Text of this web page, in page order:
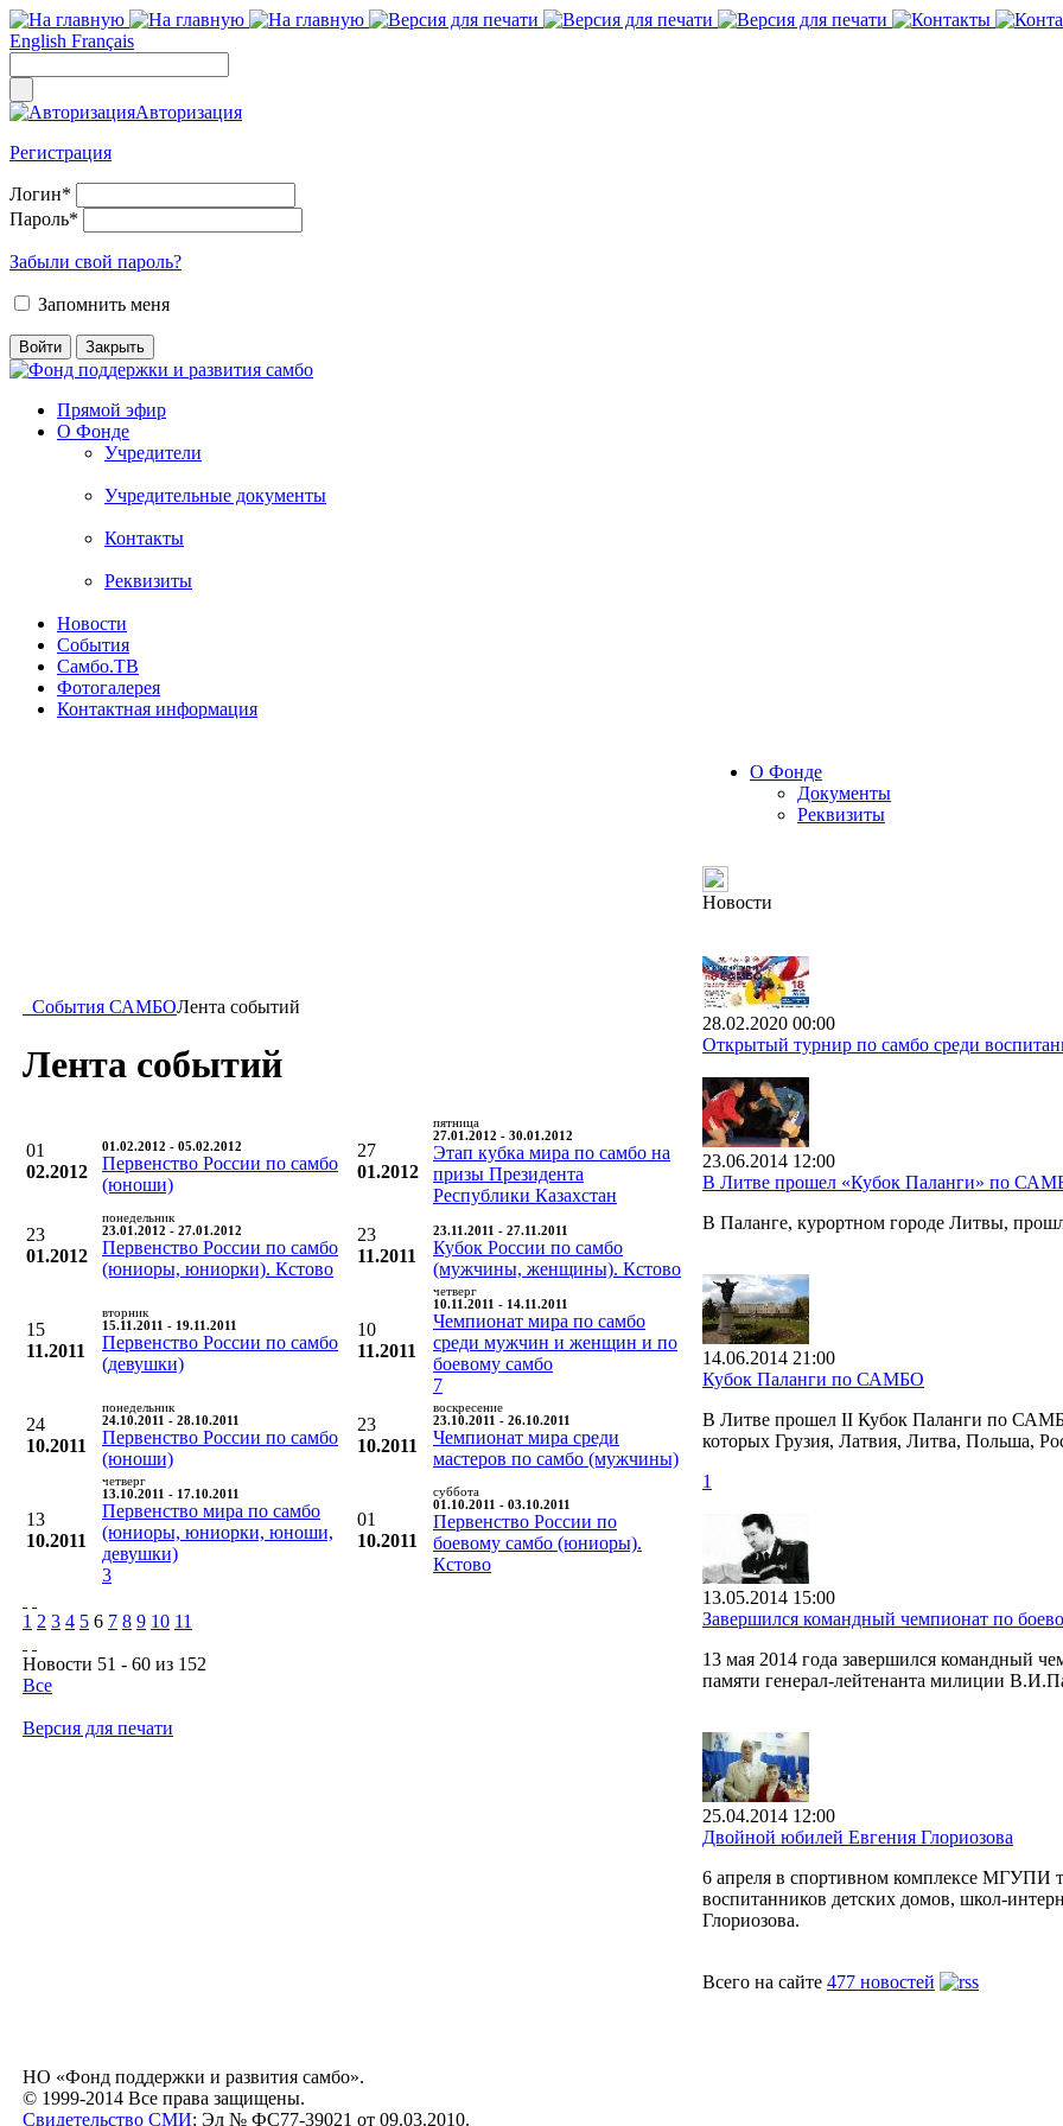
English Français
Авторизация
Регистрация
Логин*
Пароль*
Забыли свой пароль?
Запомнить меня
Прямой эфир
О Фонде
Учредители
Учредительные документы
Контакты
Реквизиты
Новости
События
Самбо.ТВ
Фотогалерея
Контактная информация
События САМБОЛента событий
Лента событий
01
02.2012
01.02.2012 - 05.02.2012
Первенство России по самбо
(юноши)
27
01.2012
пятница
27.01.2012 - 30.01.2012
Этап кубка мира по самбо на
призы Президента
Республики Казахстан
23
01.2012
понедельник
23.01.2012 - 27.01.2012
Первенство России по самбо
(юниоры, юниорки). Кстово
23
11.2011
23.11.2011 - 27.11.2011
Кубок России по самбо
(мужчины, женщины). Кстово
15
11.2011
вторник
15.11.2011 - 19.11.2011
Первенство России по самбо
(девушки)
10
11.2011
четверг
10.11.2011 - 14.11.2011
Чемпионат мира по самбо
среди мужчин и женщин и по
боевому самбо
7
24
10.2011
понедельник
24.10.2011 - 28.10.2011
Первенство России по самбо
(юноши)
23
10.2011
воскресение
23.10.2011 - 26.10.2011
Чемпионат мира среди
мастеров по самбо (мужчины)
13
10.2011
четверг
13.10.2011 - 17.10.2011
Первенство мира по самбо
(юниоры, юниорки, юноши,
девушки)
3
01
10.2011
суббота
01.10.2011 - 03.10.2011
Первенство России по
боевому самбо (юниоры).
Кстово
1 2 3 4 5 6 7 8 9 10 11
Новости 51 - 60 из 152
Все
Версия для печати
О Фонде
Документы
Реквизиты
Новости
28.02.2020 00:00
Открытый турнир по самбо среди
23.06.2014 12:00
В Литве прошел «Кубок Паланги» по
В Паланге, курортном городе Литвы,
14.06.2014 21:00
Кубок Паланги по САМБО
В Литве прошел II Кубок Паланги по
которых Грузия, Латвия, Литва, Польша,
1
13.05.2014 15:00
Завершился командный чемпионат по
13 мая 2014 года завершился командный
памяти генерал-лейтенанта милиции
25.04.2014 12:00
Двойной юбилей Евгения Глориозова
6 апреля в спортивном комплексе МГУПИ
воспитанников детских домов, школ-
Глориозова.
Всего на сайте 477 новостей
НО «Фонд поддержки и развития самбо».
© 1999-2014 Все права защищены.
Свидетельство СМИ: Эл № ФС77-39021 от 09.03.2010.